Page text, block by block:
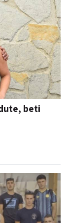
beti